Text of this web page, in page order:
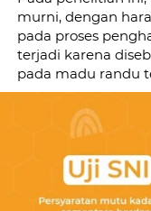
murni, dengan
pada proses
terjadi karena
pada madu randu